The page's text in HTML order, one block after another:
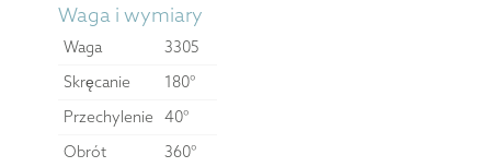
Waga i wymiary
Waga
3305
Skręcanie
180°
Przechylenie
40°
Obrót
360°